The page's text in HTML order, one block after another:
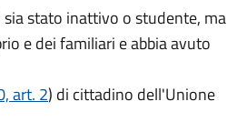
stato inattivo o studente, ma
e dei familiari e abbia avuto
art. 2) di cittadino dell'Unione